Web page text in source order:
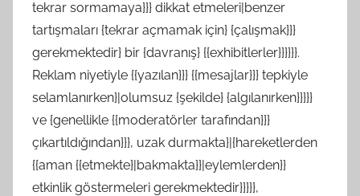
tekrar sormamaya}}} dikkat etmeleri|benzer
tartışmaları {tekrar açmamak için} {çalışmak}}}
gerekmektedir} bir {davranış} {{exhibitlerler}}}}}}.
Reklam niyetiyle {{yazılan}}} {{mesajlar}}} tepkiyle
selamlanırken}|olumsuz {şekilde} {algılanırken}}}}}
ve {genellikle {{moderatörler tarafından}}}
çıkartıldığından}}}, uzak durmakta}|{hareketlerden
{{aman {{etmekte}|bakmakta}}|eylemlerden}}
etkinlik göstermeleri gerekmektedir}}}}},